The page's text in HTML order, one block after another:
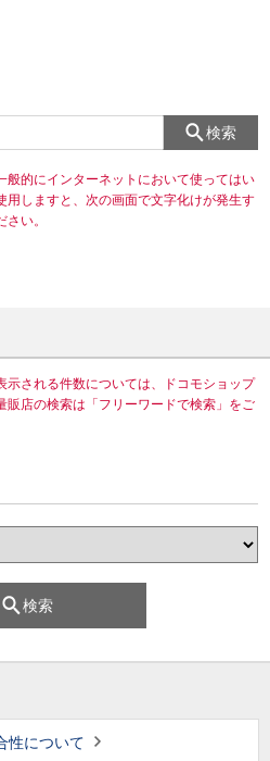
検索
般的にインターネットにおいて使ってはい
用しますと、次の画面で文字化けが発生す
い。
示される件数については、ドコモショップ
販店の検索は「フリーワードで検索」をご
検索
性について